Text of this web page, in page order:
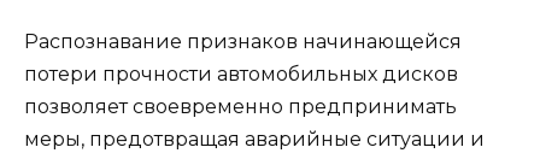
Распознавание признаков начинающейся
потери прочности автомобильных дисков
позволяет своевременно предпринимать
меры, предотвращая аварийные ситуации и